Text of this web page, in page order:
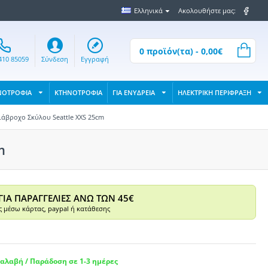
Ελληνικά Ακολουθήστε μας:
85059 Σύνδεση Εγγραφή
0 προϊόν(τα) - 0,00€
ΚΤΗΝΟΤΡΟΦΙΑ ΓΙΑ ΕΝΥΔΡΕΙΑ ΗΛΕΚΤΡΙΚΗ ΠΕΡΙΦΡΑΞΗ
Σκύλου Seattle XXS 25cm
ΠΑΡΑΓΓΕΛΙΕΣ ΑΝΩ ΤΩΝ 45€
μέσω κάρτας, paypal ή κατάθεσης
/ Παράδοση σε 1-3 ημέρες